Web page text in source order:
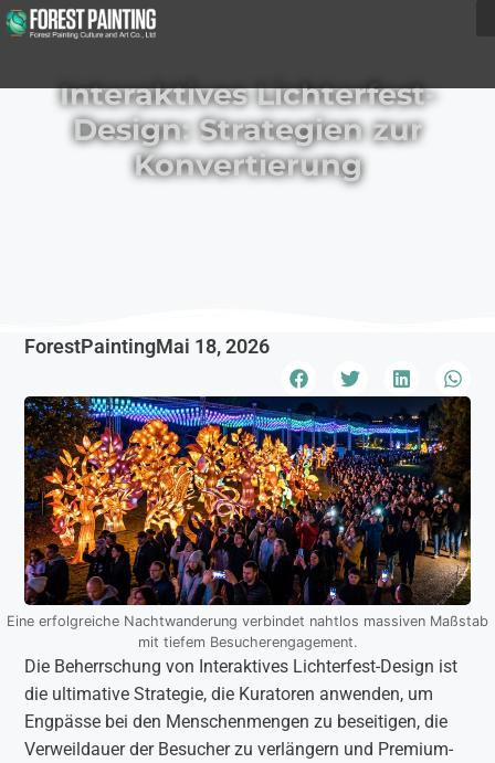
Interaktives Lichterfest-
Design: Strategien zur
Konvertierung
ForestPaintingMai 18, 2026
Eine erfolgreiche Nachtwanderung verbindet nahtlos massiven Maßstab
mit tiefem Besucherengagement.
Die Beherrschung von Interaktives Lichterfest-Design ist
die ultimative Strategie, die Kuratoren anwenden, um
Engpässe bei den Menschenmengen zu beseitigen, die
Verweildauer der Besucher zu verlängern und Premium-